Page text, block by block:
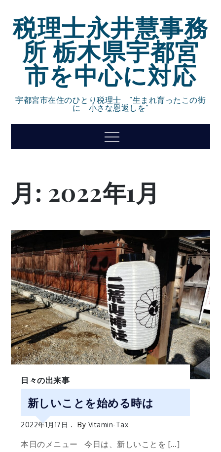
content
税理士永井慧事務
所 栃木県宇都宮
市を中心に対応
宇都宮市在住のひとり税理士 ”生まれ育ったこの街
に 小さな恩返しを”
Menu
月: 2022年1月
日々の出来事
新しいことを始める時は
2022年1月17日 By Vitamin-Tax
本日のメニュー 今日は、新しいことを […]